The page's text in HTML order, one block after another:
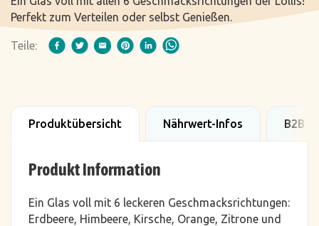
Perfekt zum Verteilen oder selbst Genießen.
Teile:
Produktübersicht Nährwert-Infos B2B
Produkt Information
Ein Glas voll mit 6 leckeren Geschmacksrichtungen:
Erdbeere, Himbeere, Kirsche, Orange, Zitrone und